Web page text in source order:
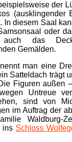
der
(ausklingender
In diesem Saal
oder
auch das
Gemälden.
man eine
Satteldach trägt
Figuren außen
Untreue
sind von
im Auftrag der
Waldburg-
ins Schloss